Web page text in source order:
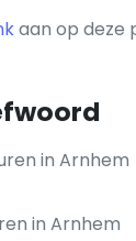
aan op deze
in Arnhem
in Arnhem